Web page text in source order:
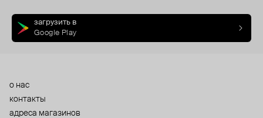
загрузить в
Google Play
о нас
контакты
адреса магазинов